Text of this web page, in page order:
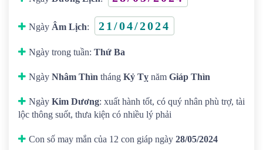
Ngày Âm Lịch: 21/04/2024
Ngày trong tuần: Thứ Ba
Ngày Nhâm Thìn tháng Kỷ Tỵ năm Giáp Thìn
Ngày Kim Dương: xuất hành tốt, có quý nhân phù trợ, tài
lộc thông suốt, thưa kiện có nhiều lý phải
Con số may mắn của 12 con giáp ngày 28/05/2024